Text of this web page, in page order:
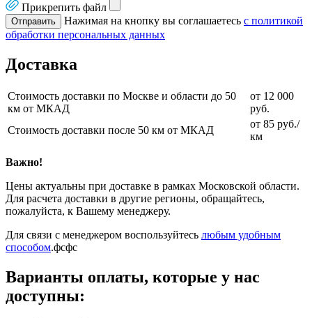
Прикрепить файл
Отправить Нажимая на кнопку вы соглашаетесь с политикой
обработки персональных данных
Доставка
Стоимость доставки по Москве и области до 50
км от МКАД
от 12 000
руб.
Стоимость доставки после 50 км от МКАД
от 85 руб./
км
Важно!
Цены актуальны при доставке в рамках Московской области.
Для расчета доставки в другие регионы, обращайтесь,
пожалуйста, к Вашему менеджеру.
Для связи с менеджером воспользуйтесь любым удобным
способом.фсфс
Варианты оплаты, которые у нас
доступны: